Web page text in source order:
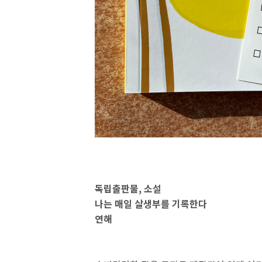
독립출판물, 소설
나는 매일 살생부를 기록한다
연해